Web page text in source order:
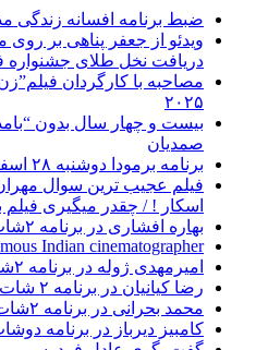
ضبط برنامه افسانه زندگی
ویدئو از جعفر پناهی بر
دریافت نخل طلای جشنواره
مصاحبه با کارگردان
۲۰۲۵
بیست و چهار سال بدون
صمدیان
برنامه برمودا دوشنبه ۲۸ اسفند با حضور ایرج حسابی
فیلم عجیب ترین سوال مهران
اسکار ! / چقدر میگیری فیلم
بهاره افشاری در برنامه ۲شات
Indian cinematographer
امیرمهدی ژوله در برنامه ۲شات
رضا کیانیان در برنامه ۲ شات
محمد بحرانی در برنامه ۲شات/ ۲شات فصل ۱ قسمت ۲
کامبیز دیرباز در برنامه دوشات / ۲ شات فصل ۱